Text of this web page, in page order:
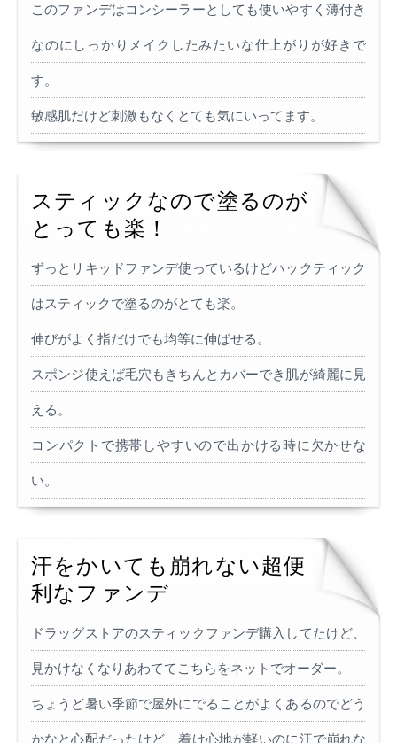
このファンデはコンシーラーとしても使いやすく薄付き
なのにしっかりメイクしたみたいな仕上がりが好きで
す。
敏感肌だけど刺激もなくとても気にいってます。
スティックなので塗るのが
とっても楽！
ずっとリキッドファンデ使っているけどハックティック
はスティックで塗るのがとても楽。
伸びがよく指だけでも均等に伸ばせる。
スポンジ使えば毛穴もきちんとカバーでき肌が綺麗に見
える。
コンパクトで携帯しやすいので出かける時に欠かせな
い。
汗をかいても崩れない超便
利なファンデ
ドラッグストアのスティックファンデ購入してたけど、
見かけなくなりあわててこちらをネットでオーダー。
ちょうど暑い季節で屋外にでることがよくあるのでどう
かなと心配だったけど、着け心地が軽いのに汗で崩れな